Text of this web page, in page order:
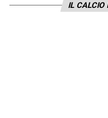
IL CALCIO